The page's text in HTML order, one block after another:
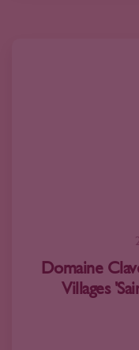
Domaine
Villages